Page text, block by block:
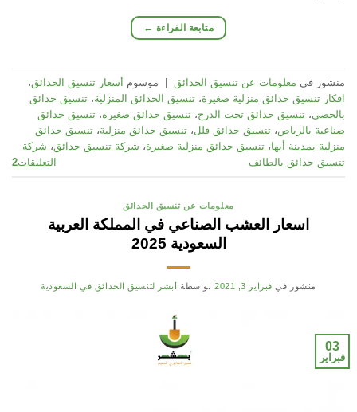
متابعة القراءة ←
منشور في معلومات عن تنسيق الحدائق | موسوم أسعار تنسيق الحدائق،
افكار تنسيق حدائق منزلية صغيرة، تنسيق الحدائق المنزلية، تنسيق حدائق
بالحصى، تنسيق حدائق تحت الدرج، تنسيق حدائق صغيره، تنسيق حدائق
صناعية بالرياض، تنسيق حدائق فلل، تنسيق حدائق منزلية، تنسيق حدائق
منزلية بمدينة أبها، تنسيق حدائق منزلية صغيرة، شركة تنسيق حدائق، شركة
تنسيق حدائق بالطائف
التعليقات2
معلومات عن تنسيق الحدائق
اسعار العشب الصناعي في المملكة العربية
السعودية 2025
منشور في فبراير 3, 2021 بواسطة أبشر لتنسيق الحدائق في السعودية
03
فبراير